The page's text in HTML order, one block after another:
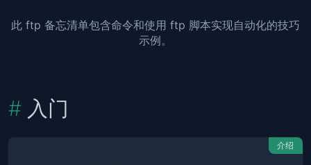
此 ftp 备忘清单包含命令和使用 ftp 脚本实现自动化的技巧
示例。
入门
介绍